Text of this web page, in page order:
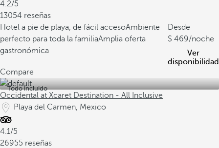
4.2/5
13054 reseñas
Hotel a pie de playa, de fácil accesoAmbiente
perfecto para toda la familiaAmplia oferta
gastronómica
Desde
469/noche
Ver
disponibilidad
Compare
Todo incluido
Occidental at Xcaret Destination - All Inclusive
Playa del Carmen, Mexico
4.1/5
26955 reseñas